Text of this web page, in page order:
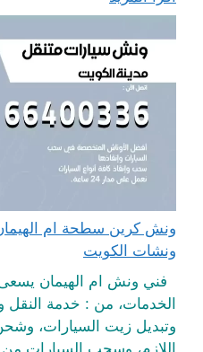
ونشات الكويت
فني ونش ام الهيمان
الخدمات، من : خدمة النقل
وتبديل زيت السيارات،
اللازم، وسحب السيارات من